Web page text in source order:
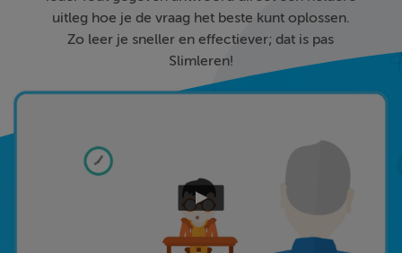
uitleg hoe je de vraag het beste kunt oplossen.
Zo leer je sneller en effectiever; dat is pas
Slimleren!